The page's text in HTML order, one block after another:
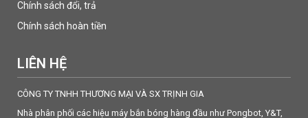
Chính sách đổi, trả
Chính sách hoàn tiền
LIÊN HỆ
CÔNG TY TNHH THƯƠNG MẠI VÀ SX TRỊNH GIA
Nhà phân phối các hiệu máy bắn bóng hàng đầu như Pongbot, Y&T,